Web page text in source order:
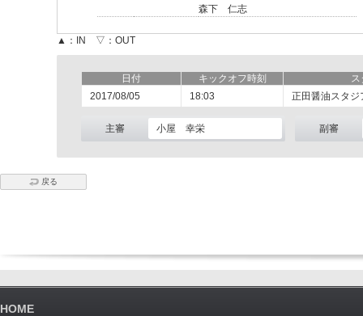
森下 仁志
▲：IN ▽：OUT
日付 キックオフ時刻
ス
2017/08/05
18:03 正田醤油スタジ
主審 小屋 幸栄 副審
戻る
HOME